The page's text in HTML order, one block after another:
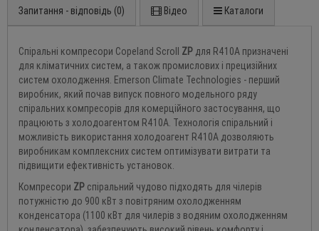
Запитання - відповідь (0) Відео Каталоги
Спіральні компресори Copeland Scroll ZР для R410A призначені
для кліматичних систем, а також промислових і прецизійних
систем охолодження. Emerson Climate Technologies - перший
виробник, який почав випуск повного модельного ряду
спіральних компресорів для комерційного застосування, що
працюють з холодоагентом R410A. Технологія спіральний і
можливість використання холодоагент R410A дозволяють
виробникам комплексних систем оптимізувати витрати та
підвищити ефективність установок.
Компресори ZP спіральний чудово підходять для чілерів
потужністю до 900 кВт з повітряним охолодженням
конденсатора (1100 кВт для чилерів з водяним охолодженням